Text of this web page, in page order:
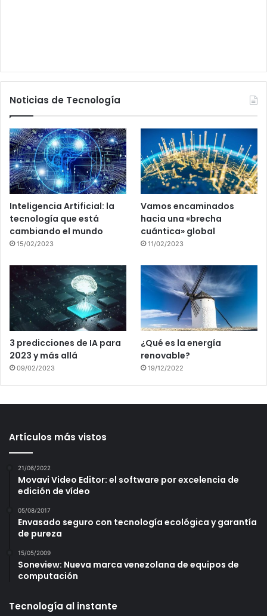
Noticias de Tecnología
Inteligencia Artificial: la
tecnología que está
cambiando el mundo
15/02/2023
Vamos encaminados
hacia una «brecha
cuántica» global
11/02/2023
3 predicciones de IA para
2023 y más allá
09/02/2023
¿Qué es la energía
renovable?
19/12/2022
Artículos más vistos
21/06/2022
Movavi Video Editor: el software por excelencia de
edición de vídeo
05/08/2017
Envasado seguro con tecnología ecológica y garantía
de pureza
15/05/2009
Soneview: Nueva marca venezolana de equipos de
computación
Tecnología al instante